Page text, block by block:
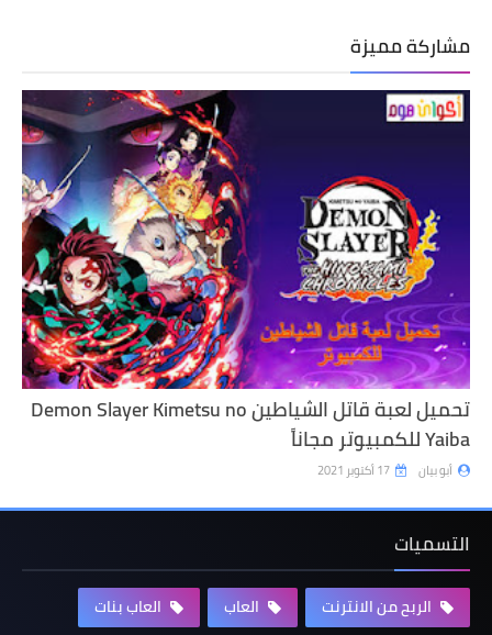
مشاركة مميزة
تحميل لعبة قاتل الشياطين Demon Slayer Kimetsu no
Yaiba للكمبيوتر مجاناً
أبو بيان 17 أكتوبر 2021
التسميات
الربح من الانترنت العاب العاب بنات